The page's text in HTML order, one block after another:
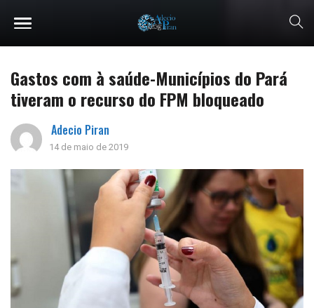
Gastos com à saúde-Municípios do Pará
tiveram o recurso do FPM bloqueado
Adecio Piran
14 de maio de 2019